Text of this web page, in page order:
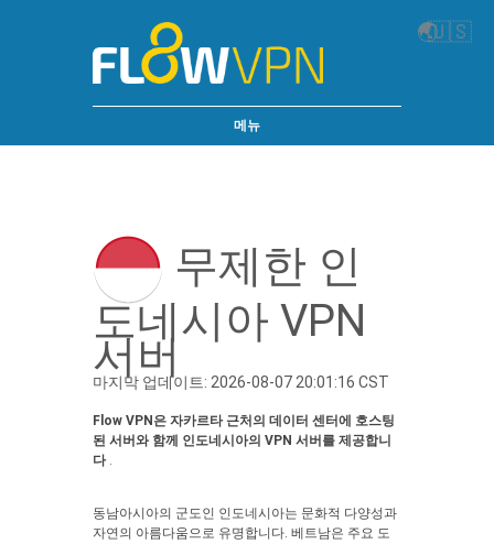
🌏🇺🇸
메뉴
무제한 인
도네시아 VPN
서버
마지막 업데이트: 2026-08-07 20:01:16 CST
Flow VPN은 자카르타 근처의 데이터 센터에 호스팅
된 서버와 함께 인도네시아의 VPN 서버를 제공합니
다.
동남아시아의 군도인 인도네시아는 문화적 다양성과
자연의 아름다움으로 유명합니다. 베트남은 주요 도